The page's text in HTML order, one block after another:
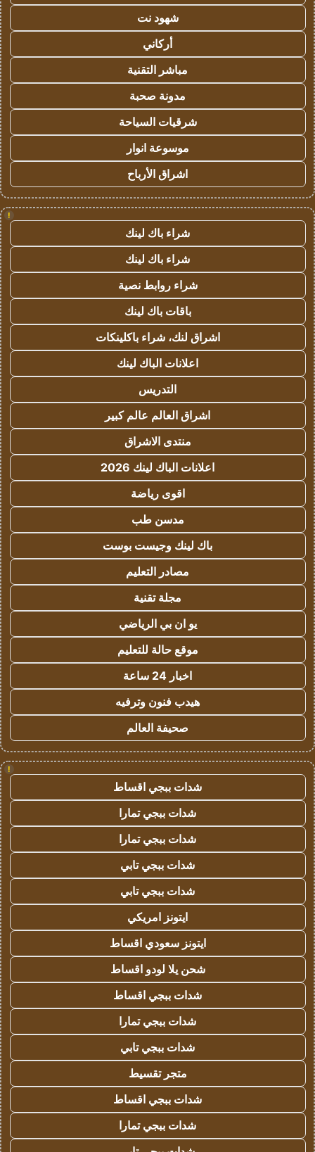
شهود نت
أركاني
مباشر التقنية
مدونة صحبة
شرقيات السياحة
موسوعة انوار
اشراق الأرباح
!
شراء باك لينك
شراء باك لينك
شراء روابط نصية
باقات باك لينك
اشراق لنك، شراء باكلينكات
اعلانات الباك لينك
التدريس
اشراق العالم عالم كبير
منتدى الاشراق
اعلانات الباك لينك 2026
اقوى رياضة
مدسن طب
باك لينك وجيست بوست
مصادر التعليم
مجلة تقنية
يو ان بي الرياضي
موقع حالة للتعليم
اخبار 24 ساعة
هيدب فنون وترفيه
صحيفة العالم
!
شدات ببجي اقساط
شدات ببجي تمارا
شدات ببجي تمارا
شدات ببجي تابي
شدات ببجي تابي
ايتونز امريكي
ايتونز سعودي اقساط
شحن يلا لودو اقساط
شدات ببجي اقساط
شدات ببجي تمارا
شدات ببجي تابي
متجر تقسيط
شدات ببجي اقساط
شدات ببجي تمارا